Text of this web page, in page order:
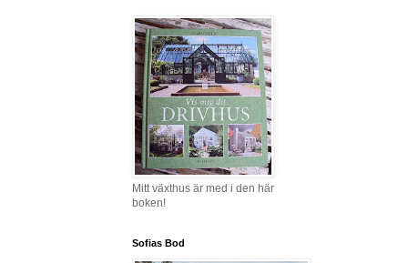
Mitt växthus är med i den här
boken!
Sofias Bod